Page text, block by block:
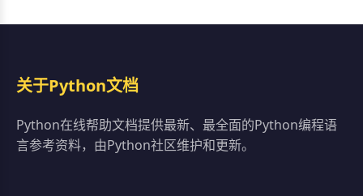
关于Python文档
Python在线帮助文档提供最新、最全面的Python编程语
言参考资料，由Python社区维护和更新。